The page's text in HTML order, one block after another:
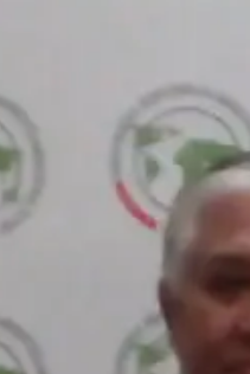
Artikel
Berita
DMI